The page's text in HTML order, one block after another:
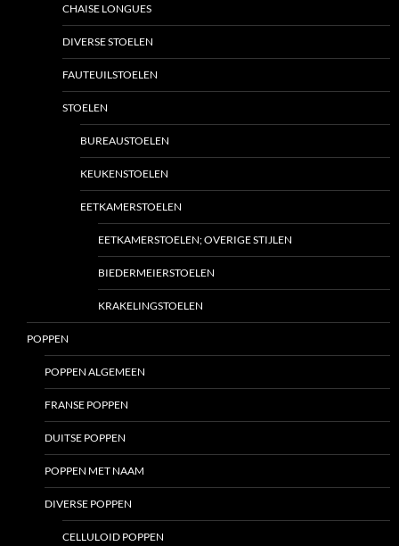
CHAISE LONGUES
DIVERSE STOELEN
FAUTEUILSTOELEN
STOELEN
BUREAUSTOELEN
KEUKENSTOELEN
EETKAMERSTOELEN
EETKAMERSTOELEN; OVERIGE STIJLEN
BIEDERMEIERSTOELEN
KRAKELINGSTOELEN
POPPEN
POPPEN ALGEMEEN
FRANSE POPPEN
DUITSE POPPEN
POPPEN MET NAAM
DIVERSE POPPEN
CELLULOID POPPEN